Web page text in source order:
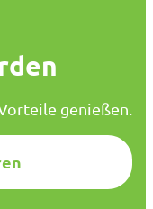
genießen.